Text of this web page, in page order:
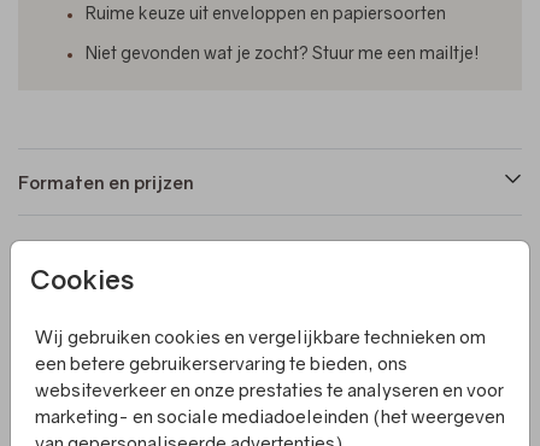
Cookies
Wij gebruiken cookies en vergelijkbare technieken om
een betere gebruikerservaring te bieden, ons
websiteverkeer en onze prestaties te analyseren en voor
marketing- en sociale mediadoeleinden (het weergeven
Ruime keuze uit enveloppen en papiersoorten
Niet gevonden wat je zocht? Stuur me een mailtje!
Formaten en prijzen
Productinformatie
Omschrijving
Maak de geboorte van je kleintje nog specialer met een
Villa Pluis poster van het geboortekaartje! Deze
prachtige poster is gebaseerd op het ontwerp van je